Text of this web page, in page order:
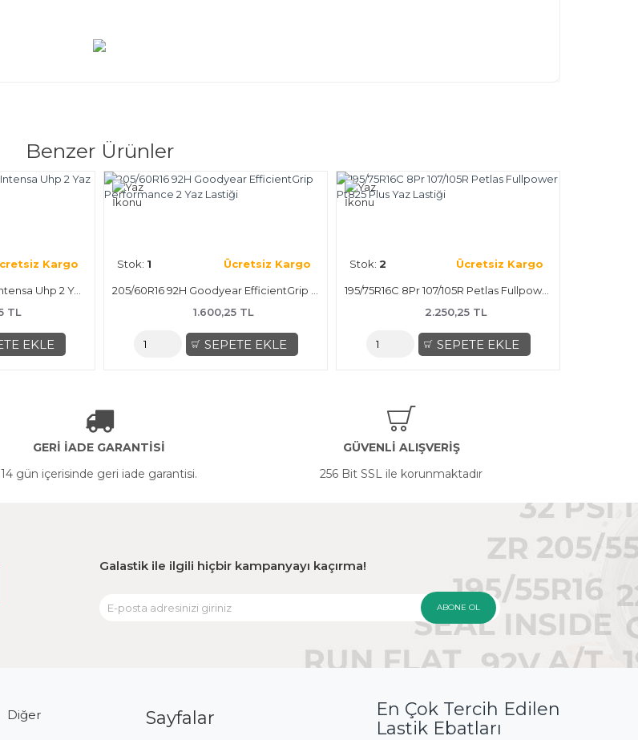
Benzer Ürünler
1.100,25 TL
SEPETE EKLE
Ücretsiz Kargo
185/65R14 86T Laufenn G Fit Eq Lk41 Yaz Lastiği
1.300,25 TL
SEPETE EKLE
Ücretsiz Kargo
1.300,25 TL
SEPETE EKLE
GERİ İADE GARANTİSİ
14 gün içerisinde geri iade garantisi.
GÜVENLİ ALIŞVERİŞ
256 Bit SSL ile korunmaktadır
Galastik ile ilgili hiçbir kampanyayı kaçırma!
ABONE OL
Diğer Sayfalar
En Çok Tercih Edilen
Lastik Ebatları